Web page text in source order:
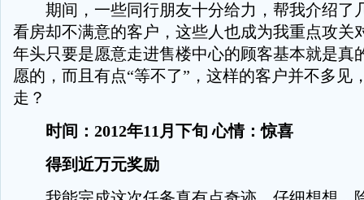
期间，一些同行朋友十分给力，帮我介绍了
看房却不满意的客户，这些人也成为我重点攻关
年头只要是愿意走进售楼中心的顾客基本就是真
愿的，而且有点“等不了”，这样的客户并不多见
走？
时间：2012年11月下旬 心情：惊喜
得到近万元奖励